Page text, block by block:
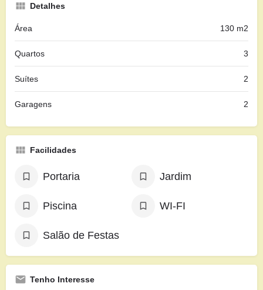
Detalhes
Área 130 m2
Quartos 3
Suítes 2
Garagens 2
Facilidades
Portaria Jardim
Piscina WI-FI
Salão de Festas
Tenho Interesse